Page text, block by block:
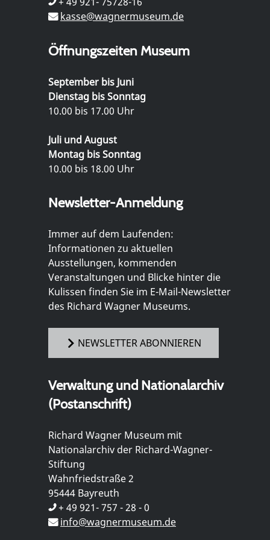
kasse@wagnermuseum.de
Öffnungszeiten Museum
September bis Juni
Dienstag bis Sonntag
10.00 bis 17.00 Uhr
Juli und August
Montag bis Sonntag
10.00 bis 18.00 Uhr
Newsletter-Anmeldung
Immer auf dem Laufenden:
Informationen zu aktuellen
Ausstellungen, kommenden
Veranstaltungen und Blicke hinter die
Kulissen finden Sie im E-Mail-Newsletter
des Richard Wagner Museums.
NEWSLETTER ABONNIEREN
Verwaltung und Nationalarchiv
(Postanschrift)
Richard Wagner Museum mit
Nationalarchiv der Richard-Wagner-
Stiftung
Wahnfriedstraße 2
95444 Bayreuth
+ 49 921- 757 - 28 - 0
info@wagnermuseum.de